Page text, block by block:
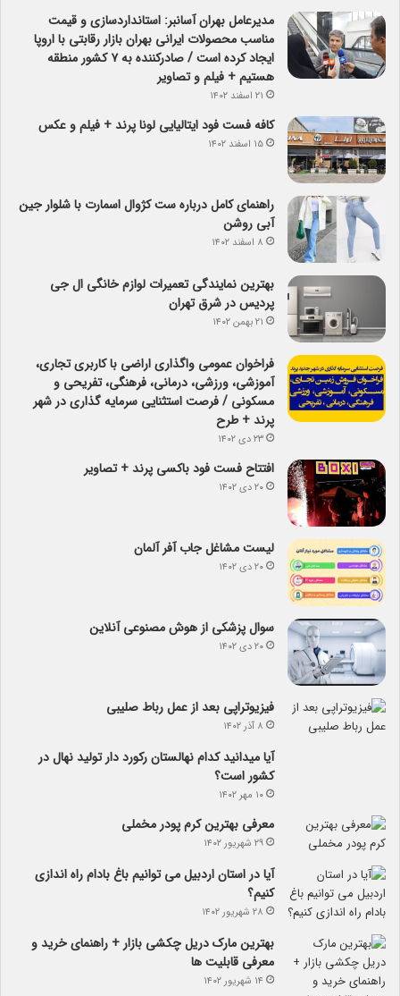
مدیرعامل بهران آسانبر: استانداردسازی و قیمت
مناسب محصولات ایرانی بهران بازار رقابتی با اروپا
ایجاد کرده است / صادرکننده به ۷ کشور منطقه
هستیم + فیلم و تصاویر
۲۱ اسفند ۱۴۰۲
کافه فست فود ایتالیایی لونا پرند + فیلم و عکس
۱۵ اسفند ۱۴۰۲
راهنمای کامل درباره ست کژوال اسمارت با شلوار جین
آبی روشن
۸ اسفند ۱۴۰۲
بهترین نمایندگی تعمیرات لوازم خانگی ال جی
پردیس در شرق تهران
۲۱ بهمن ۱۴۰۲
فراخوان عمومی واگذاری اراضی با کاربری تجاری،
آموزشی، ورزشی، درمانی، فرهنگی، تفریحی و
مسکونی / فرصت استثنایی سرمایه گذاری در شهر
پرند + طرح
۲۳ دی ۱۴۰۲
افتتاح فست فود باکسی پرند + تصاویر
۲۰ دی ۱۴۰۲
لیست مشاغل جاب آفر آلمان
۲۰ دی ۱۴۰۲
سوال پزشکی از هوش مصنوعی آنلاین
۲۰ دی ۱۴۰۲
فیزیوتراپی بعد از عمل رباط صلیبی
۸ آذر ۱۴۰۲
آیا می­دانید کدام نهالستان رکورد دار تولید نهال­ در
کشور است؟
۱۰ مهر ۱۴۰۲
معرفی بهترین کرم پودر مخملی
۲۹ شهریور ۱۴۰۲
آیا در استان اردبیل می توانیم باغ بادام راه اندازی
کنیم؟
۲۸ شهریور ۱۴۰۲
بهترین مارک دریل چکشی بازار + راهنمای خرید و
معرفی قابلیت ها
۱۴ شهریور ۱۴۰۲